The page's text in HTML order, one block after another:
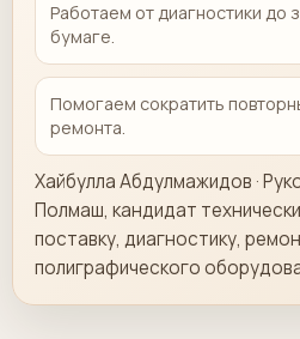
Работаем от диагностики до
бумаге.
Помогаем сократить
ремонта.
Хайбулла Абдулмажидов ·
Полмаш, кандидат
поставку, диагностику,
полиграфического